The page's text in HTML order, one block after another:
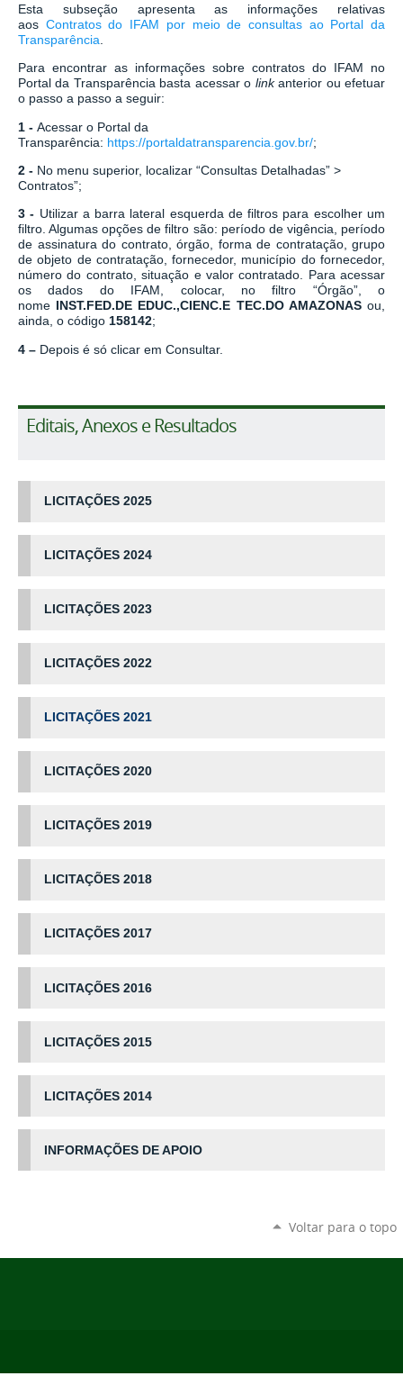
Esta subseção apresenta as informações relativas
aos Contratos do IFAM por meio de consultas ao Portal da
Transparência
Para encontrar as informações sobre contratos do IFAM no
Portal da Transparência basta acessar o linkanterior ou efetuar
o passo a passo a seguir:
1 - Acessar o Portal da
Transparência: https://portaldatransparencia.gov.br/;
2 - No menu superior, localizar “Consultas Detalhadas” >
Contratos”;
3 - Utilizar a barra lateral esquerda de filtros para escolher um
filtro. Algumas opções de filtro são: período de vigência, período
de assinatura do contrato, órgão, forma de contratação, grupo
de objeto de contratação, fornecedor, município do fornecedor,
número do contrato, situação e valor contratado . Para acessar
os dados do IFAM, colocar, no filtro “Órgão”, o
nome INST.FED.DE EDUC.,CIENC.E TEC.DO AMAZONASou,
ainda, o código 158142;
4 – Depois é só clicar em Consultar.
Editais, Anexos e Resultados
LICITAÇÕES 2025
LICITAÇÕES 2024
LICITAÇÕES 2023
LICITAÇÕES 2022
LICITAÇÕES 2021
LICITAÇÕES 2020
LICITAÇÕES 2019
LICITAÇÕES 2018
LICITAÇÕES 2017
LICITAÇÕES 2016
LICITAÇÕES 2015
LICITAÇÕES 2014
INFORMAÇÕES DE APOIO
Voltar para o topo